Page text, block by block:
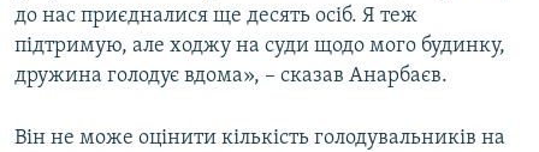
до нас приєдналися ще десять осіб. Я теж
підтримую, але ходжу на суди щодо мого будинку,
дружина голодує вдома», – сказав Анарбаєв.
Він не може оцінити кількість голодувальників на